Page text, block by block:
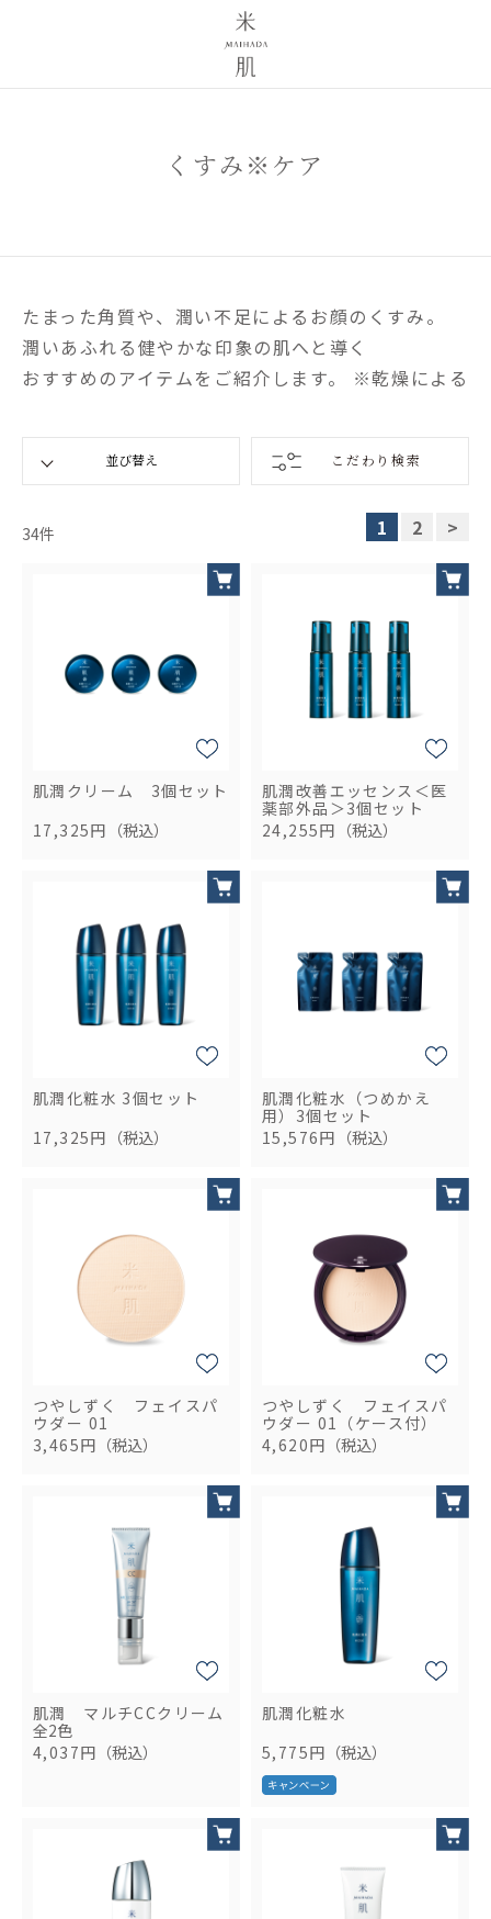
くすみ※ケア
たまった角質や、潤い不足によるお顔のくすみ。
潤いあふれる健やかな印象の肌へと導く
おすすめのアイテムをご紹介します。 ※乾燥による
こだわり検索
34件 1 2 >
肌潤クリーム 3個セット
17,325円 （税込）
肌潤改善エッセンス＜医
薬部外品＞3個セット
24,255円 （税込）
肌潤化粧水 3個セット
17,325円 （税込）
肌潤化粧水（つめかえ
用）3個セット
15,576円 （税込）
つやしずく フェイスパ
ウダー 01
3,465円 （税込）
つやしずく フェイスパ
ウダー 01（ケース付）
4,620円 （税込）
肌潤 マルチCCクリーム
全2色
4,037円 （税込）
肌潤化粧水
5,775円 （税込）